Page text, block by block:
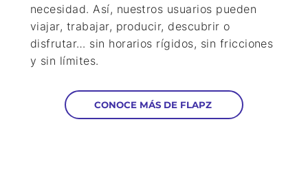
necesidad. Así, nuestros usuarios pueden
viajar, trabajar, producir, descubrir o
disfrutar… sin horarios rígidos, sin fricciones
y sin límites.
CONOCE MÁS DE FLAPZ